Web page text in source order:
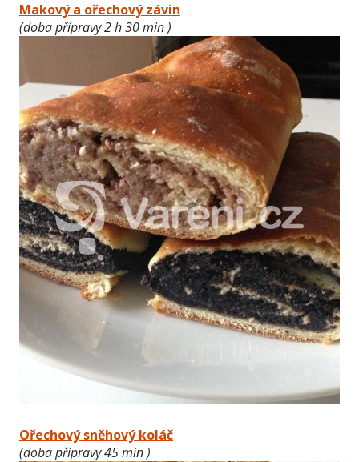
Makový a ořechový závin
(doba přípravy 2 h 30 min )
Ořechový sněhový koláč
(doba přípravy 45 min )